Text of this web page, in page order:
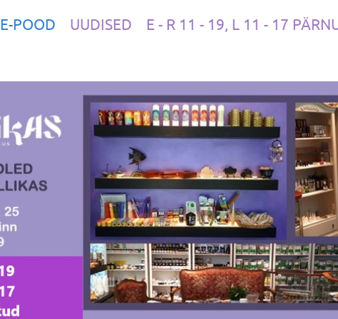
E-POOD UUDISED E - R 11 - 19, L 11 - 17